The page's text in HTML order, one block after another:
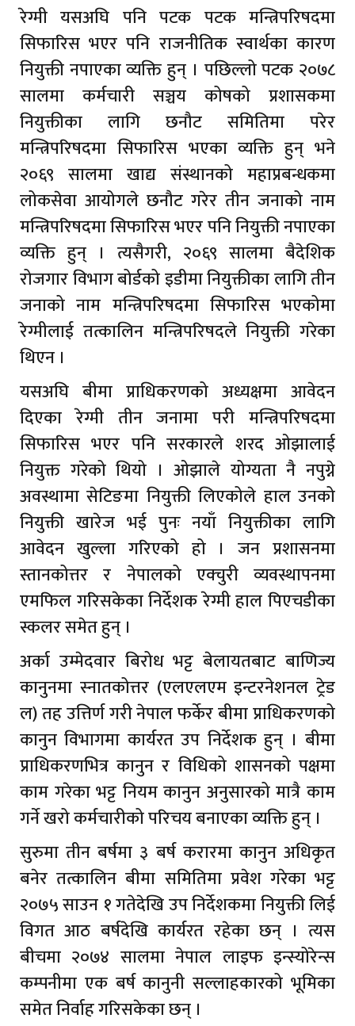
रेग्मी यसअघि पनि पटक पटक मन्त्रिपरिषदमा
सिफारिस भएर पनि राजनीतिक स्वार्थका कारण
नियुक्ती नपाएका व्यक्ति हुन् । पछिल्लो पटक २०७८
सालमा कर्मचारी सञ्चय कोषको प्रशासकमा
नियुक्तीका लागि छनौट समितिमा परेर
मन्त्रिपरिषदमा सिफारिस भएका व्यक्ति हुन् भने
२०६९ सालमा खाद्य संस्थानको महाप्रबन्धकमा
लोकसेवा आयोगले छनौट गरेर तीन जनाको नाम
मन्त्रिपरिषदमा सिफारिस भएर पनि नियुक्ती नपाएका
व्यक्ति हुन् । त्यसैगरी, २०६९ सालमा बैदेशिक
रोजगार विभाग बोर्डको इडीमा नियुक्तीका लागि तीन
जनाको नाम मन्त्रिपरिषदमा सिफारिस भएकोमा
रेग्मीलाई तत्कालिन मन्त्रिपरिषदले नियुक्ती गरेका
थिएन ।
यसअघि बीमा प्राधिकरणको अध्यक्षमा आवेदन
दिएका रेग्मी तीन जनामा परी मन्त्रिपरिषदमा
सिफारिस भएर पनि सरकारले शरद ओझालाई
नियुक्त गरेको थियो । ओझाले योग्यता नै नपुग्ने
अवस्थामा सेटिङमा नियुक्ती लिएकोले हाल उनको
नियुक्ती खारेज भई पुनः नयाँ नियुक्तीका लागि
आवेदन खुल्ला गरिएको हो । जन प्रशासनमा
स्तानकोत्तर र नेपालको एक्चुरी व्यवस्थापनमा
एमफिल गरिसकेका निर्देशक रेग्मी हाल पिएचडीका
स्कलर समेत हुन् ।
अर्का उम्मेदवार बिरोध भट्ट बेलायतबाट बाणिज्य
कानुनमा स्नातकोत्तर (एलएलएम इन्टरनेशनल ट्रेड
ल) तह उत्तिर्ण गरी नेपाल फर्केर बीमा प्राधिकरणको
कानुन विभागमा कार्यरत उप निर्देशक हुन् । बीमा
प्राधिकरणभित्र कानुन र विधिको शासनको पक्षमा
काम गरेका भट्ट नियम कानुन अनुसारको मात्रै काम
गर्ने खरो कर्मचारीको परिचय बनाएका व्यक्ति हुन् ।
सुरुमा तीन बर्षमा ३ बर्ष करारमा कानुन अधिकृत
बनेर तत्कालिन बीमा समितिमा प्रवेश गरेका भट्ट
२०७५ साउन १ गतेदेखि उप निर्देशकमा नियुक्ती लिई
विगत आठ बर्षदेखि कार्यरत रहेका छन् । त्यस
बीचमा २०७४ सालमा नेपाल लाइफ इन्स्योरेन्स
कम्पनीमा एक बर्ष कानुनी सल्लाहकारको भूमिका
समेत निर्वाह गरिसकेका छन् ।